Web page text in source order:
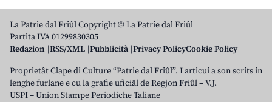
La Patrie dal Friûl Copyright © La Patrie dal Friûl
Partita IVA 01299830305
Redazion RSS/XML Pubblicità Privacy PolicyCookie Policy
Proprietât Clape di Culture “Patrie dal Friûl”. I articui a son scrits in
lenghe furlane e cu la grafie uficiâl de Regjon Friûl – V.J.
USPI – Union Stampe Periodiche Taliane